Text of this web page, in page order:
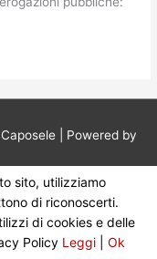
| Powered by
sito, utilizziamo
di riconoscerti.
di cookies e delle
Policy Leggi Ok